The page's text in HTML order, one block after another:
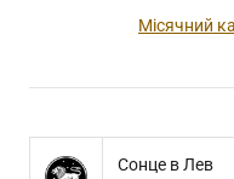
Місячний
Сонце в Лев